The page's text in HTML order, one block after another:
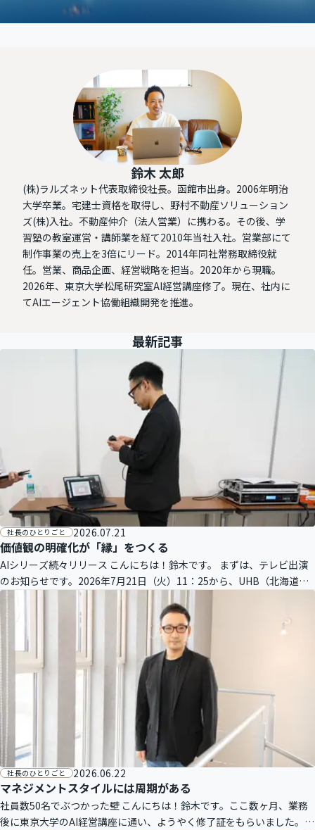
鈴木 太郎
(株)ラルズネット代表取締役社長。函館市出身。2006年明治
大学卒業。宅建士資格を取得し、野村不動産ソリューション
ズ(株)入社。不動産仲介（法人営業）に携わる。その後、学
習塾の教室運営・講師業を経て2010年当社入社。営業部にて
制作事業の売上を3倍にリード。2014年同社常務取締役就
任。営業、商品企画、経営戦略を担当。2020年から現職。
2026年、東京大学松尾研究室AI経営講座修了。現在、社内に
てAIエージェント協働組織開発を推進。
最新記事
価値観の明確化が「縁」をつくる
AIシリーズ続々リリース こんにちは！鈴木です。 まずは、テレビ出演
のお知らせです。2026年7月21日（火）11：25から、UHB（北海道文
化放送）のテレビ番組『FumuFumu（ふむふむ）』にラル
社長のひとりごと 2026.07.21
マネジメントスタイルには周期がある
社員数50名でぶつかった壁 こんにちは！鈴木です。ここ数ヶ月、業務
後に東京大学のAI経営講座に通い、ようやく修了証をもらいました。第
社長のひとりごと 2026.06.22